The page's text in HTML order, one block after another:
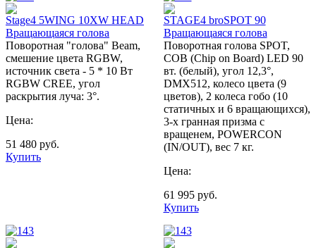
Stage4 5WING 10XW HEAD
Вращающаяся голова
Поворотная "голова" Beam,
смешение цвета RGBW,
источник света - 5 * 10 Вт
RGBW CREE, угол
раскрытия луча: 3°.
Цена:
51 480 руб.
Купить
STAGE4 broSPOT 90
Вращающаяся голова
Поворотная голова SPOT,
COB (Chip on Board) LED 90
вт. (белый), угол 12,3°,
DMX512, колесо цвета (9
цветов), 2 колеса гобо (10
статичных и 6 вращающихся),
3-х гранная призма с
вращенем, POWERCON
(IN/OUT), вес 7 кг.
Цена:
61 995 руб.
Купить